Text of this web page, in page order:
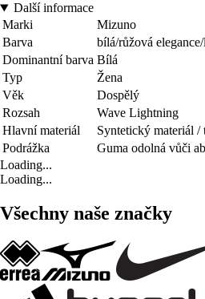
Další informace
Marki
Mizuno
Barva
bílá/růžová
Dominantní barva Bílá
Typ
Žena
Věk
Dospělý
Rozsah
Wave Lightning
Hlavní materiál
Syntetický materiál /
Podrážka
Guma odolná vůči
Loading...
Loading...
Všechny naše značky